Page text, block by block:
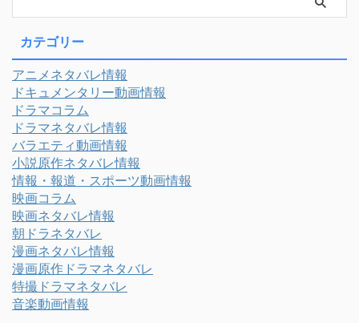
カテゴリー
アニメネタバレ情報
ドキュメンタリー動画情報
ドラマコラム
ドラマネタバレ情報
バラエティ動画情報
小説原作ネタバレ情報
情報・報道・スポーツ動画情報
映画コラム
映画ネタバレ情報
朝ドラネタバレ
漫画ネタバレ情報
漫画原作ドラマネタバレ
特撮ドラマネタバレ
音楽動画情報